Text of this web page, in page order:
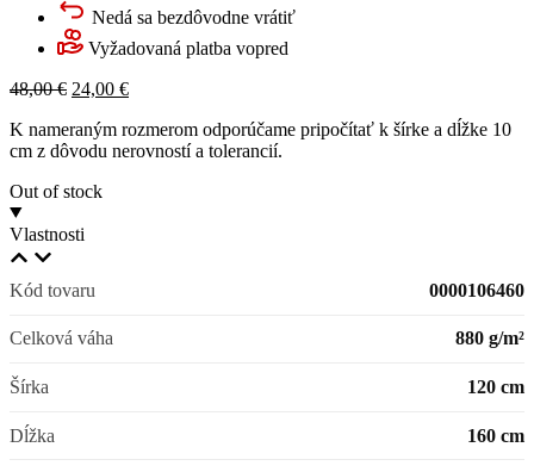
Nedá sa bezdôvodne vrátiť
Vyžadovaná platba vopred
48,00€ Pôvodná
bola:
48,00 €.
24,00 €Aktuálna
je:
24,00 €.
K nameraným rozmerom odporúčame pripočítať k šírke a dĺžke 10
cm z dôvodu nerovností a tolerancií.
Out of stock
Vlastnosti
Kód tovaru 0000106460
Celková váha 880 g/m²
Šírka 120 cm
Dĺžka 160 cm